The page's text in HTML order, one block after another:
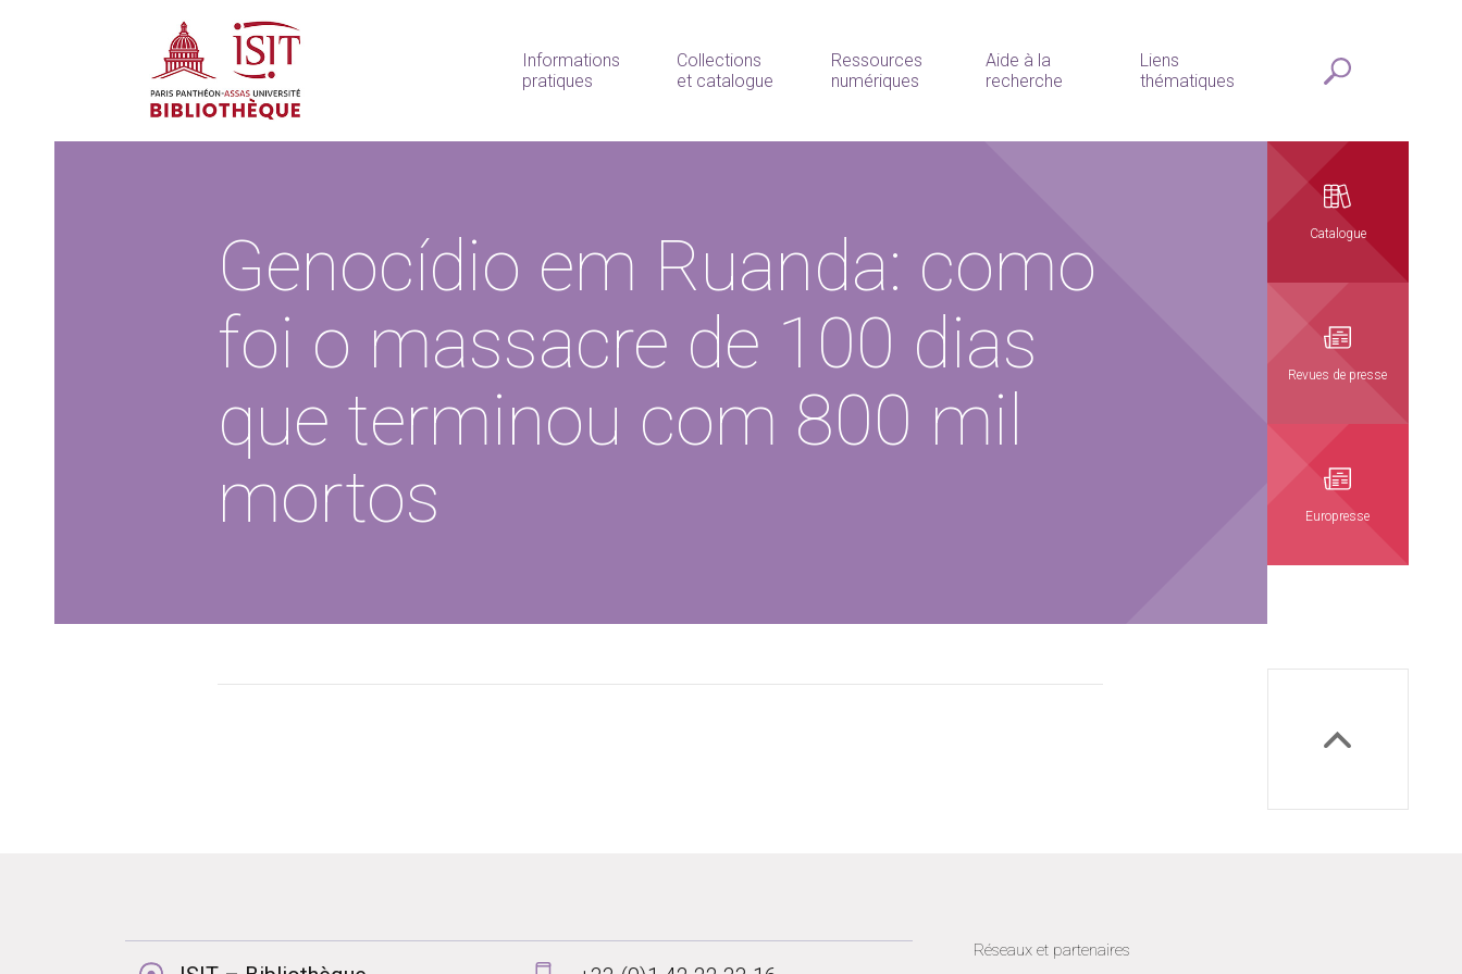
Informations
pratiques
Collections
et catalogue
Ressources
numériques
Aide à la
recherche
Liens
thématiques
Genocídio em Ruanda: como
foi o massacre de 100 dias
que terminou com 800 mil
mortos
Catalogue
Revues de presse
Europresse
Réseaux et partenaires